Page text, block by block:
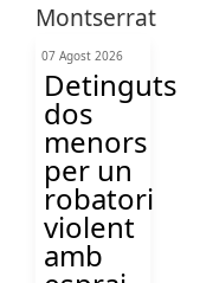
07 Agost 2026
Detinguts
dos
menors
per un
robatori
violent
amb